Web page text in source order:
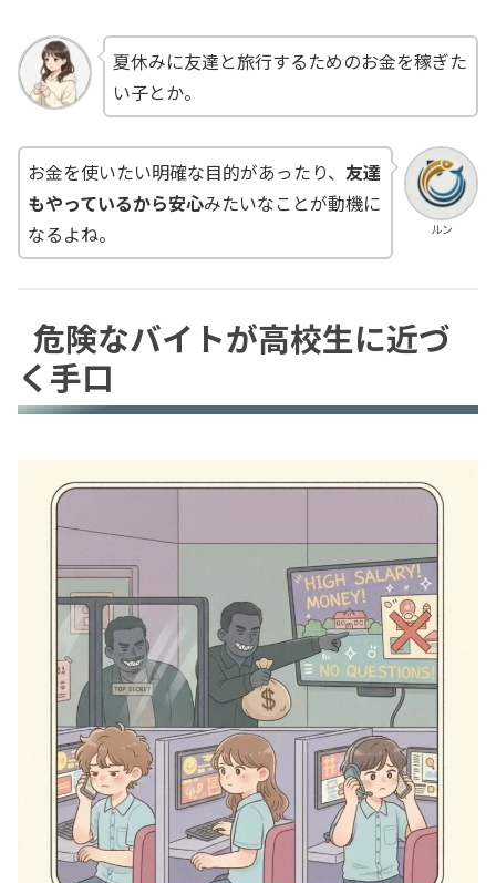
夏休みに友達と旅行するためのお金を稼ぎた
い子とか。
ルン
お金を使いたい明確な目的があったり、 友達
もやっているから安心みたいなことが動機に
なるよね。
危険なバイトが高校生に近づ
く手口